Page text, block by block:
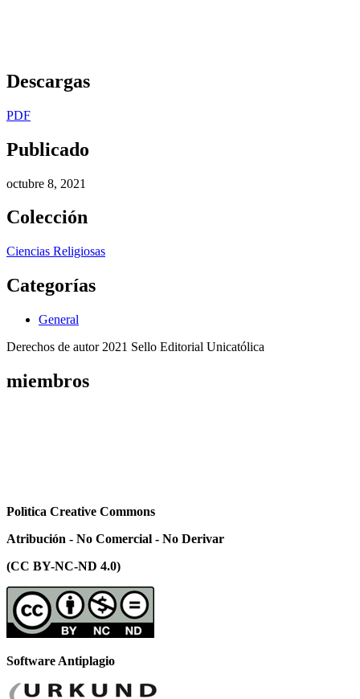
Descargas
PDF
Publicado
octubre 8, 2021
Colección
Ciencias Religiosas
Categorías
General
Derechos de autor 2021 Sello Editorial Unicatólica
miembros
Polìtica Creative Commons
Atribución - No Comercial - No Derivar
(CC BY-NC-ND 4.0)
Software Antiplagio